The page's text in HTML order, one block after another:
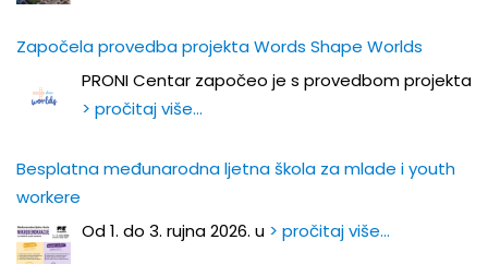
Započela provedba projekta Words Shape Worlds
PRONI Centar započeo je s provedbom projekta
> pročitaj više…
Besplatna međunarodna ljetna škola za mlade i youth
workere
Od 1. do 3. rujna 2026. u > pročitaj više…